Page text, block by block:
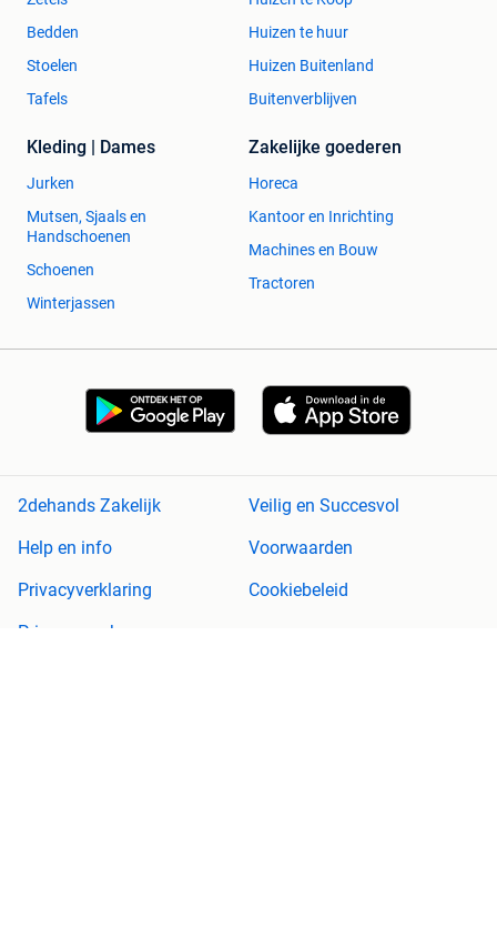
Bedden
Stoelen
Tafels
Huizen te huur
Huizen Buitenland
Buitenverblijven
Kleding | Dames
Jurken
Mutsen, Sjaals en
Handschoenen
Schoenen
Winterjassen
Zakelijke goederen
Horeca
Kantoor en Inrichting
Machines en Bouw
Tractoren
2dehands Zakelijk
Veilig en Succesvol
Help en info
Voorwaarden
Privacyverklaring
Cookiebeleid
Privacyvoorkeuren